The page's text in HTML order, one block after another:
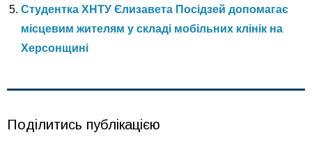
Студентка ХНТУ Єлизавета Посідзей допомагає
місцевим жителям у складі мобільних клінік на
Херсонщині
Поділитись публікацією